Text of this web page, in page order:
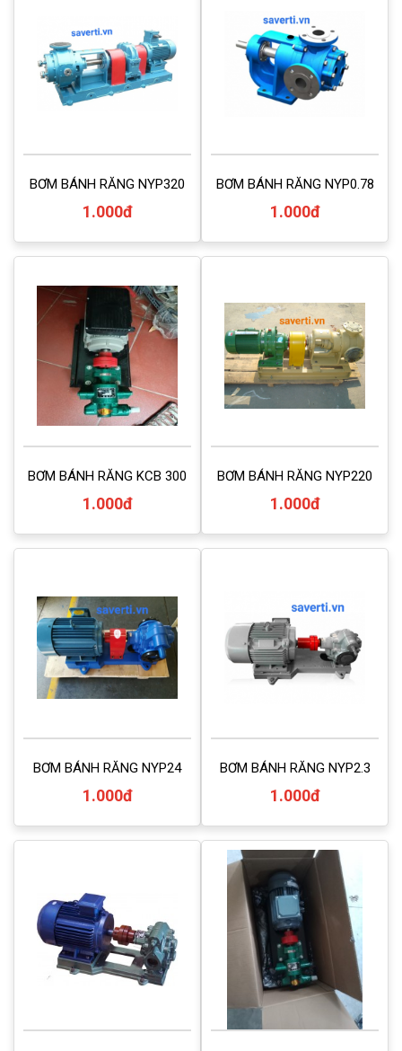
BƠM BÁNH RĂNG NYP320
1.000đ
BƠM BÁNH RĂNG NYP0.78
1.000đ
BƠM BÁNH RĂNG KCB 300
1.000đ
BƠM BÁNH RĂNG NYP220
1.000đ
BƠM BÁNH RĂNG NYP24
1.000đ
BƠM BÁNH RĂNG NYP2.3
1.000đ